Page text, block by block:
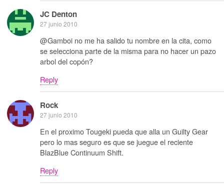
JC Denton
27 junio 2010
@Gamboi no me ha salido tu nombre en la cita, como
se selecciona parte de la misma para no hacer un pazo
arbol del copón?
Reply
Rock
27 junio 2010
En el proximo Tougeki pueda que alla un Guilty Gear
pero lo mas seguro es que se juegue el reciente
BlazBlue Continuum Shift.
Reply